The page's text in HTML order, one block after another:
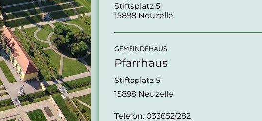
Stiftsplatz 5
15898 Neuzelle
GEMEINDEHAUS
Pfarrhaus
Stiftsplatz 5
15898 Neuzelle
Telefon: 033652/282